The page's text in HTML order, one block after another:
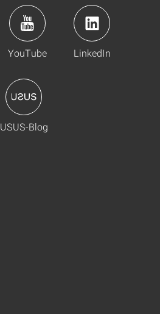
YouTube LinkedIn
USUS-Blog